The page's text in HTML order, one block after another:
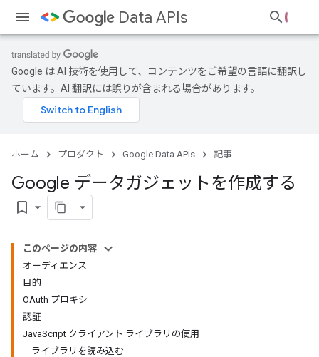
Data APIs
Google は AI 技術を使用して、コンテンツをご希望の言語に翻訳し
ています。AI 翻訳には誤りが含まれる場合があります。
ホーム プロダクト Google Data APIs 記事
Google データガジェットを作成する
bookmark_border
このページの内容
オーディエンス
目的
OAuth プロキシ
認証
JavaScript クライアント ライブラリの使用
ライブラリを読み込む